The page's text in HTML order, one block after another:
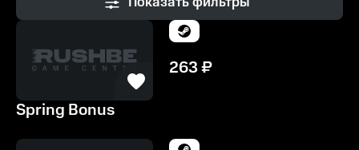
263₽
Spring Bonus